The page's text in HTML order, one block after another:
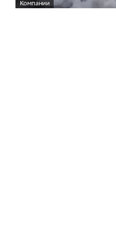
Компании